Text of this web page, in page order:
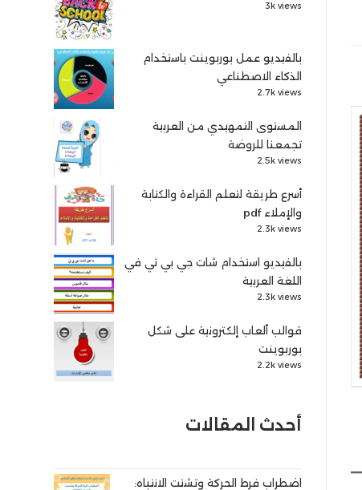
3k views
بالفيديو عمل بوربوينت باستخدام
الذكاء الاصطناعي
2.7k views
المستوى التمهيدي من العربية
تجمعنا للروضة
2.5k views
أسرع طريقة لتعلم القراءة والكتابة
والإملاء pdf
2.3k views
بالفيديو استخدام شات جي بي تي في
اللغة العربية
2.3k views
قوالب ألعاب إلكترونية على شكل
بوربوينت
2.2k views
أحدث المقالات
اضطراب فرط الحركة وتشتت الانتباه: